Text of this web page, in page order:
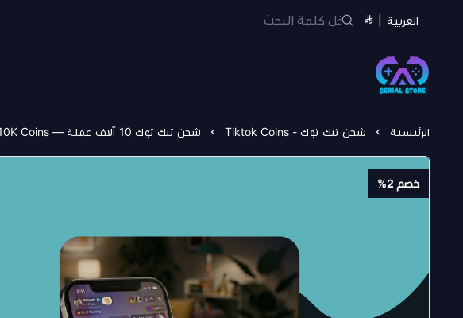
العربية
سيريل ستور | Serial Store
الرئيسية شحن تيك توك - Tiktok Coins شحن تيك توك 10 آلاف عملة — TikTok 10K Coins (تسليم سريع)
خصم 2%